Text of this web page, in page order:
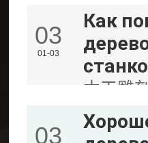
В
цене с
03
01-03
Как
木工雕
终保持
以把很
03